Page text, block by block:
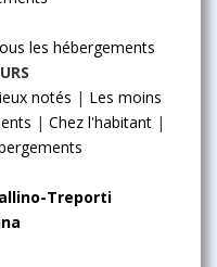
les hébergements
notés | Les moins
| Chez l'habitant |
Treporti